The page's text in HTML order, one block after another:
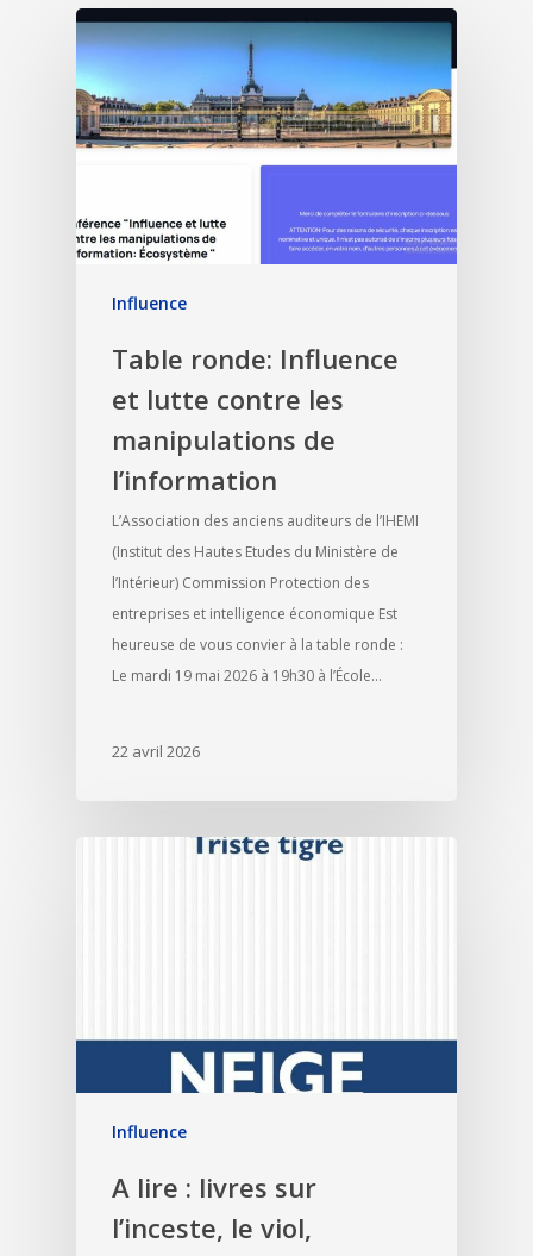
Influence
Table ronde: Influence
et lutte contre les
manipulations de
l’information
L’Association des anciens auditeurs de l’IHEMI
(Institut des Hautes Etudes du Ministère de
l’Intérieur) Commission Protection des
entreprises et intelligence économique Est
heureuse de vous convier à la table ronde :
Le mardi 19 mai 2026 à 19h30 à l’École…
22 avril 2026
Influence
A lire : livres sur
l’inceste, le viol,